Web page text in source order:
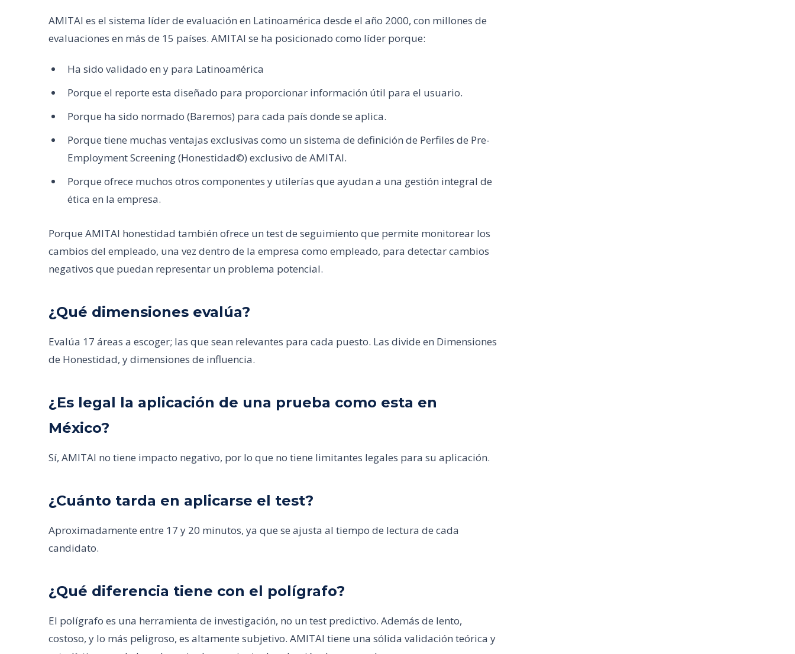
AMITAI es el sistema líder de evaluación en Latinoamérica desde el año 2000, con millones de
evaluaciones en más de 15 países. AMITAI se ha posicionado como líder porque:
Ha sido validado en y para Latinoamérica
Porque el reporte esta diseñado para proporcionar información útil para el usuario.
Porque ha sido normado (Baremos) para cada país donde se aplica.
Porque tiene muchas ventajas exclusivas como un sistema de definición de Perfiles de Pre-
Employment Screening (Honestidad©) exclusivo de AMITAI.
Porque ofrece muchos otros componentes y utilerías que ayudan a una gestión integral de
ética en la empresa.
Porque AMITAI honestidad también ofrece un test de seguimiento que permite monitorear los
cambios del empleado, una vez dentro de la empresa como empleado, para detectar cambios
negativos que puedan representar un problema potencial.
¿Qué dimensiones evalúa?
Evalúa 17 áreas a escoger; las que sean relevantes para cada puesto. Las divide en Dimensiones
de Honestidad, y dimensiones de influencia.
¿Es legal la aplicación de una prueba como esta en
México?
Sí, AMITAI no tiene impacto negativo, por lo que no tiene limitantes legales para su aplicación.
¿Cuánto tarda en aplicarse el test?
Aproximadamente entre 17 y 20 minutos, ya que se ajusta al tiempo de lectura de cada
candidato.
¿Qué diferencia tiene con el polígrafo?
El polígrafo es una herramienta de investigación, no un test predictivo. Además de lento,
costoso, y lo más peligroso, es altamente subjetivo. AMITAI tiene una sólida validación teórica y